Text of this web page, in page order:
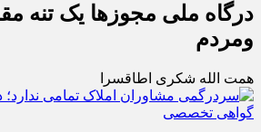
درگاه ملی مجوزها یک تنه
ومردم
همت الله شکری اطاقسرا